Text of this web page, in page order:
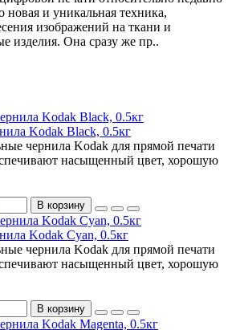
новая и уникальная техника,
изображений на ткани и
изделия. Она сразу же пр..
Kodak Black, 0.5кг
чернила Kodak для прямой печати
насыщенный цвет, хорошую
В корзину
Kodak Cyan, 0.5кг
чернила Kodak для прямой печати
насыщенный цвет, хорошую
В корзину